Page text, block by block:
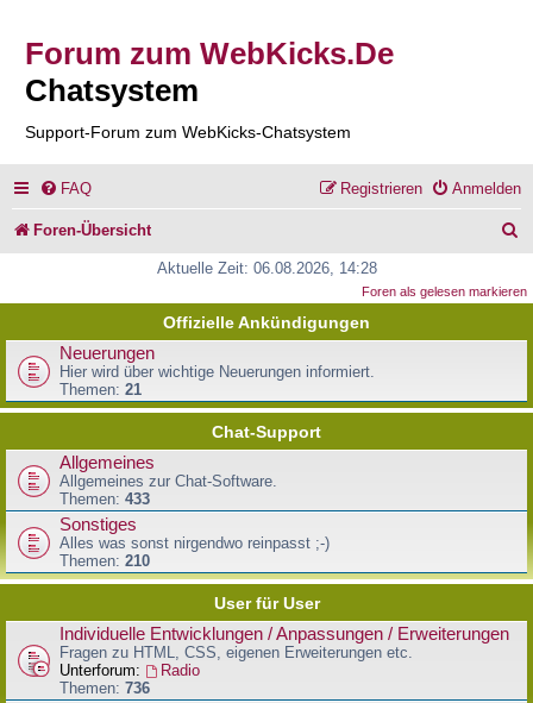
Forum zum WebKicks.De
Chatsystem
Support-Forum zum WebKicks-Chatsystem
FAQ Anmelden
Registrieren
Foren-Übersicht
c
Aktuelle Zeit: 06.08.2026, 14:28
Foren als gelesen markieren
Offizielle Ankündigungen
Neuerungen
Hier wird über wichtige Neuerungen informiert.
Themen: 21
Chat-Support
Allgemeines
Allgemeines zur Chat-Software.
Themen: 433
Sonstiges
Alles was sonst nirgendwo reinpasst ;-)
Themen: 210
User für User
Individuelle Entwicklungen / Anpassungen / Erweiterungen
Fragen zu HTML, CSS, eigenen Erweiterungen etc.
Unterforum:
Radio
Themen: 736